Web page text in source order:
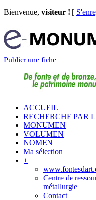
Bienvenue, visiteur ! [
Publier une fiche
ACCUEIL
RECHERCHE PAR
MONUMEN
VOLUMEN
NOMEN
Ma sélection
+
Centre de
métallurgie
Contact